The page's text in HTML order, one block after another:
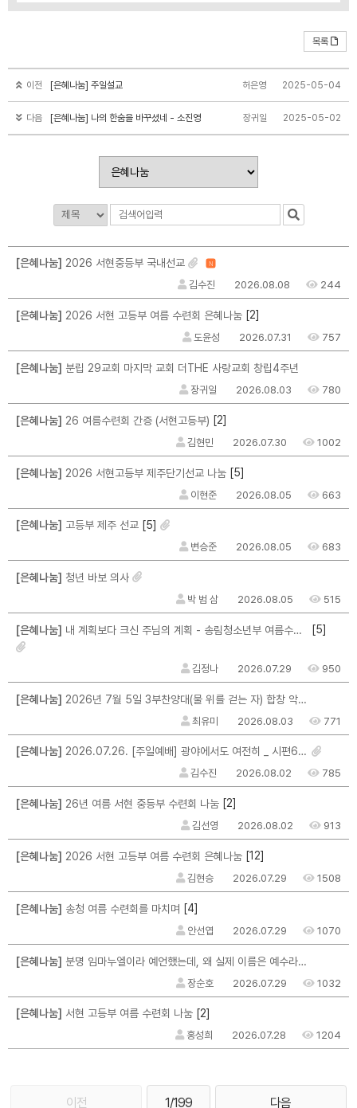
목록
2025-05-04
허은영
이전 [은혜나눔] 주일설교
2025-05-02
장귀일
다음 [은혜나눔] 나의 한숨을 바꾸셨네 - 소진영
[은혜나눔] 2026 서현중등부 국내선교 N
김수진 2026.08.08 244
[은혜나눔] 2026 서현 고등부 여름 수련회 은혜나눔 [2]
도윤성 2026.07.31 757
[은혜나눔] 분립 29교회 마지막 교회 더THE 사랑교회 창립4주년
장귀일 2026.08.03 780
[은혜나눔] 26 여름수련회 간증 (서현고등부) [2]
김현민 2026.07.30 1002
[은혜나눔] 2026 서현고등부 제주단기선교 나눔 [5]
이현준 2026.08.05 663
[은혜나눔] 고등부 제주 선교 [5]
변승준 2026.08.05 683
[은혜나눔] 청년 바보 의사
박 범 삼 2026.08.05 515
[은혜나눔] 내 계획보다 크신 주님의 계획 - 송림청소년부 여름수련회를 마치며... [5]
김정나 2026.07.29 950
[은혜나눔] 2026년 7월 5일 3부찬양대(물 위를 걷는 자) 합창 악보를 구할 수 없을까요?
최유미 2026.08.03 771
[은혜나눔] 2026.07.26. [주일예배] 광야에서도 여전히 _ 시편63편 _ 마크최 목사님
김수진 2026.08.02 785
[은혜나눔] 26년 여름 서현 중등부 수련회 나눔 [2]
김선영 2026.08.02 913
[은혜나눔] 2026 서현 고등부 여름 수련회 은혜나눔 [12]
김현승 2026.07.29 1508
[은혜나눔] 송청 여름 수련회를 마치며 [4]
안선엽 2026.07.29 1070
[은혜나눔] 분명 임마누엘이라 예언했는데, 왜 실제 이름은 예수라고 지었을까?
장순호 2026.07.29 1032
[은혜나눔] 서현 고등부 여름 수련회 나눔 [2]
홍성희 2026.07.28 1204
이전 1/199 다음